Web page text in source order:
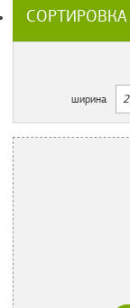
СОРТИРОВКА
ширина